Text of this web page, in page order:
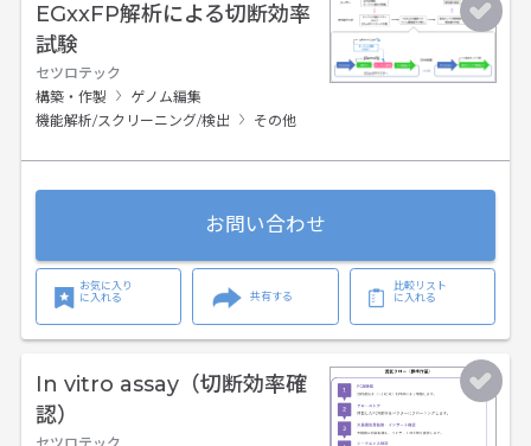
EGxxFP解析による切断効率
試験
セツロテック
構築・作製
ゲノム編集
機能解析/スクリーニング/検出
その他
お問い合わせ
お気に入り
に入れる
共有する
比較リスト
に入れる
In vitro assay（切断効率確
認）